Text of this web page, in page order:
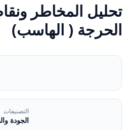
تحليل المخاطر
الحرجة ( الهاسب)
التصنيفات
الجودة